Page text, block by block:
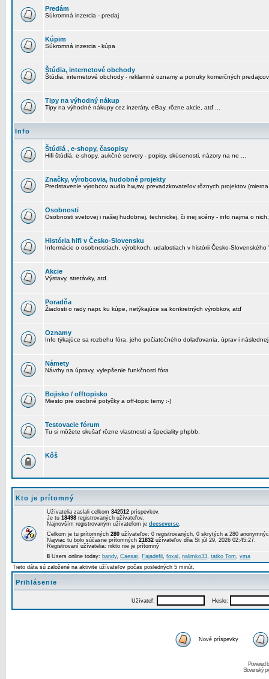
Predám
Súkromná inzercia - predaj
Kúpim
Súkromná inzercia - kúpa
Štúdia, internetové obchody
Štúdia, internetové obchody - reklamné oznamy a ponuky komerčných predajcov
Tipy na výhodný nákup
Tipy na výhodné nákupy cez inzeráty, eBay, rôzne akcie, atď ...
Info
Štúdiá , e-shopy, časopisy
Hifi štúdiá, e-shopy, aukčné servery - popisy, skúsenosti, názory na ne ...
Značky, výrobcovia, hudobné projekty
Predstavenie výrobcov audio hw,sw, prevadzkovateľov rôznych projektov
Osobnosti
Osobnosti svetovej i našej hudobnej, technickej, či inej scény - info najmä o
História hifi v Česko-Slovensku
Informácie o osobnostiach, výrobkoch, udalostiach v histórii Česko-Slovenského
Akcie
Výstavy, stretávky, atd.
Poradňa
Žiadosti o rady napr. ku kúpe, netýkajúce sa konkretných výrobkov, atď
Oznamy
Info týkajúce sa rozbehu fóra, jeho počiatočného dolaďovania, úprav i
Námety
Návrhy na úpravy, vylepšenie funkčnosti fóra
Bojisko / offtopisko
Miesto pre osobné potyčky a off-topic temy :-)
Testovacie fórum
Tu si môžete skušať rôzne vlastnosti a špeciality phpbb.
Kôš
Kto je prítomný
Užívatelia zaslali celkom 342512 príspevkov.
Je tu 18498 registrovaných užívateľov.
Najnovším registrovaným užívateľom je deeseverse.
Celkom je tu prítomných 280 užívateľov: 0 registrovaných, 0 skrytých a 280
Najviac tu bolo súčasne prítomných 21832 užívateľov dňa St júl 29, 2026 02:45:27.
Registrovaní užívatelia: nikto nie je prítomný
8 Users online today: bandy, Caesar, Fajadefil , foxal , nalimko33, tatko Tom, vma
Tieto dáta sú založené na aktivite užívateľov počas posledných 5 minút.
Prihlásenie
Užívateľ: Heslo:
Nové príspevky
Powered
Slovenský